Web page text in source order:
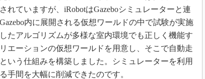
れていますが、iRobotはGazeboシミュレーターと連
内に展開される仮想ワールドの中で試験が実施
たアルゴリズムが多様な室内環境でも正しく機能す
エーションの仮想ワールドを用意し、そこで自動走
いう仕組みを構築しました。シミュレーターを利用
手間を大幅に削減できたのです。